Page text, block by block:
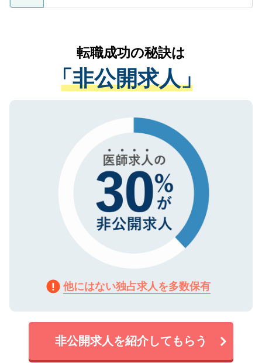
ているすべての個人データはご本人の許可
は、個人情報の取り扱いについての厳密な
管理基準を満たした事業者のみに付与され
る、プライバシーマークを取得済みです。
で、機密保持に関してもご安心ください。
かがいして、現在の医療機関の状況や紹介
経験をまじえながら、適切なアドバイスを
させていただきます。すぐにご転職をされ
ない方には、長期的なサポートが可能です
ので、まずはご登録ください。
転職成功の秘訣は
「非公開求人」
他にはない独占求人を多数保有
非公開求人を紹介してもらう